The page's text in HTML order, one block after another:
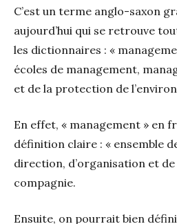
C’est un terme anglo-saxon
aujourd’hui qui se retrouve
les dictionnaires : «
écoles de management,
et de la protection de
En effet, « management » en
définition claire : « ensemble
direction, d’organisation et
compagnie.
Ensuite, on pourrait bien